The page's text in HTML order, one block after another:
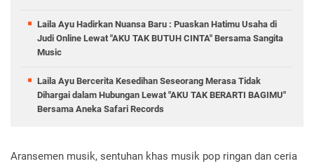
Laila Ayu Hadirkan Nuansa Baru : Puaskan Hatimu Usaha di
Judi Online Lewat "AKU TAK BUTUH CINTA" Bersama Sangita
Music
Laila Ayu Bercerita Kesedihan Seseorang Merasa Tidak
Dihargai dalam Hubungan Lewat "AKU TAK BERARTI BAGIMU"
Bersama Aneka Safari Records
Aransemen musik, sentuhan khas musik pop ringan dan ceria